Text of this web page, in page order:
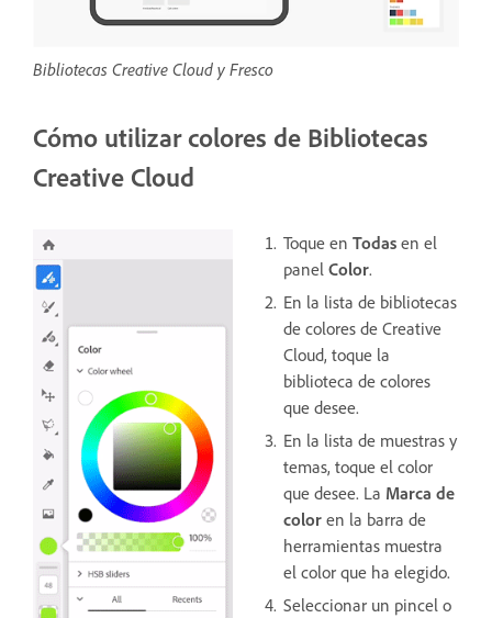
Bibliotecas Creative Cloud y Fresco
Cómo utilizar colores de Bibliotecas
Creative Cloud
Toque en Todas en el
panel Color.
En la lista de bibliotecas
de colores de Creative
Cloud, toque la
biblioteca de colores
que desee.
En la lista de muestras y
temas, toque el color
que desee. La Marca de
color en la barra de
herramientas muestra
el color que ha elegido.
Seleccionar un pincel o